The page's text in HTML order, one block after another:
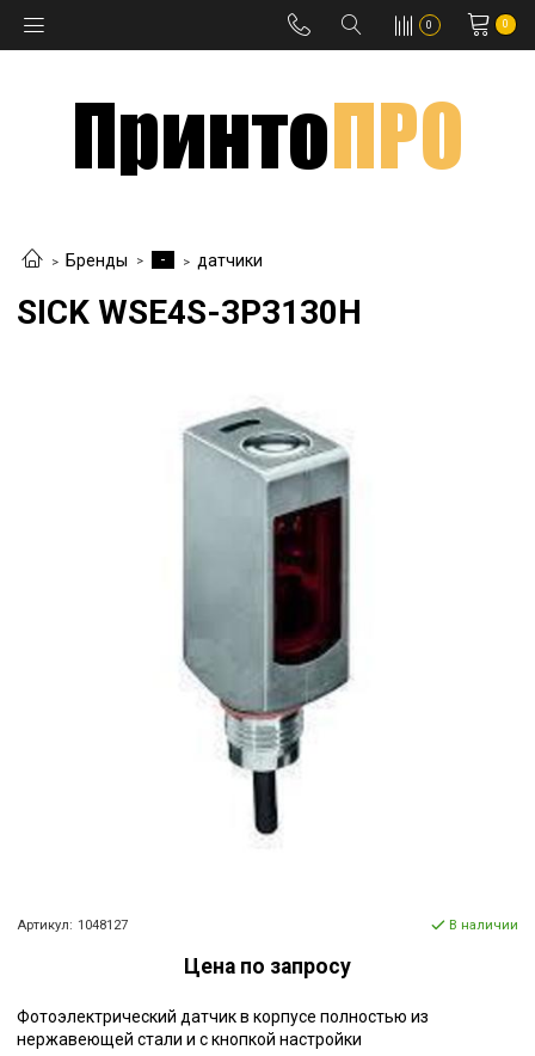
0 0
Бренды - датчики
SICK WSE4S-3P3130H
Артикул: 1048127 В наличии
Цена по запросу
Фотоэлектрический датчик в корпусе полностью из
нержавеющей стали и с кнопкой настройки